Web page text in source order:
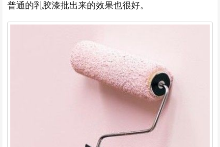
普通的乳胶漆批出来的效果也很好。